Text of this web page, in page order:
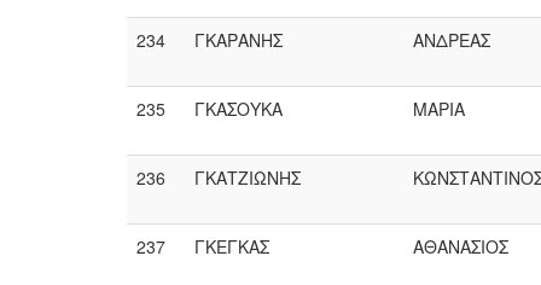
234 ΓΚΑΡΑΝΗΣ ΑΝΔΡΕΑΣ
235 ΓΚΑΣΟΥΚΑ ΜΑΡΙΑ
236 ΓΚΑΤΖΙΩΝΗΣ
237 ΓΚΕΓΚΑΣ ΑΘΑΝΑΣΙΟΣ